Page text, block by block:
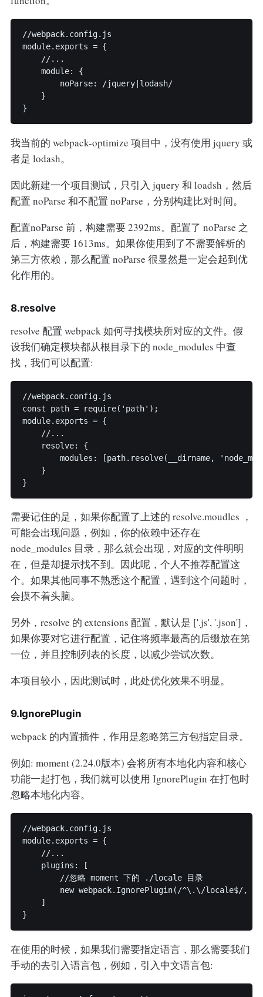
//webpack.config.js
module.exports = {
//...
module: {
noParse: /jquery|lodash/
}
}
我当前的 webpack-optimize 项目中，没有使用 jquery 或
者是 lodash。
因此新建一个项目测试，只引入 jquery 和 loadsh，然后
配置 noParse 和不配置 noParse，分别构建比对时间。
配置noParse 前，构建需要 2392ms。配置了 noParse 之
后，构建需要 1613ms。如果你使用到了不需要解析的
第三方依赖，那么配置 noParse 很显然是一定会起到优
化作用的。
8.resolve
resolve 配置 webpack 如何寻找模块所对应的文件。假
设我们确定模块都从根目录下的 node_modules 中查
找，我们可以配置:
//webpack.config.js
const path = require('path');
module.exports = {
//...
resolve: {
modules: [path.resolve(__dirname,
}
}
需要记住的是，如果你配置了上述的 resolve.moudles ，
可能会出现问题，例如，你的依赖中还存在
node_modules 目录，那么就会出现，对应的文件明明
在，但是却提示找不到。因此呢，个人不推荐配置这
个。如果其他同事不熟悉这个配置，遇到这个问题时，
会摸不着头脑。
另外，resolve 的 extensions 配置，默认是 ['.js', '.json']，
如果你要对它进行配置，记住将频率最高的后缀放在第
一位，并且控制列表的长度，以减少尝试次数。
本项目较小，因此测试时，此处优化效果不明显。
9.IgnorePlugin
webpack 的内置插件，作用是忽略第三方包指定目录。
例如: moment (2.24.0版本) 会将所有本地化内容和核心
功能一起打包，我们就可以使用 IgnorePlugin 在打包时
忽略本地化内容。
//webpack.config.js
module.exports = {
//...
plugins: [
//忽略 moment 下的 ./locale 目录
new webpack.IgnorePlugin(/^\.\/locale$/, /
]
}
在使用的时候，如果我们需要指定语言，那么需要我们
手动的去引入语言包，例如，引入中文语言包: